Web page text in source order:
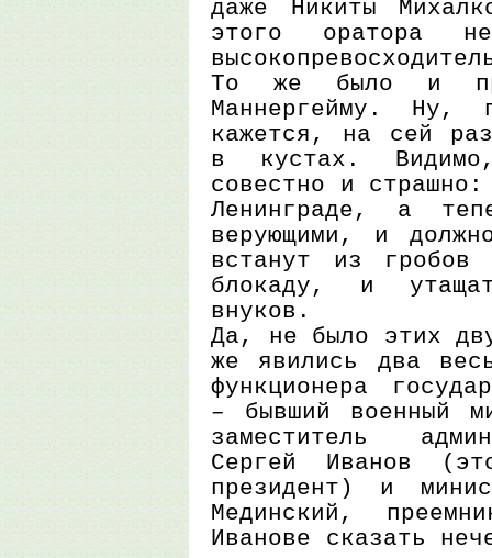
даже Никиты
этого оратора
То же было и
Маннергейму. Ну,
кажется, на сей
в кустах.
совестно и
Ленинграде, а
верующими, и
встанут из гробов
блокаду, и
внуков.
Да, не было этих
же явились два
функционера
– бывший военный
заместитель
Сергей Иванов
президент) и
Мединский,
Иванове сказать